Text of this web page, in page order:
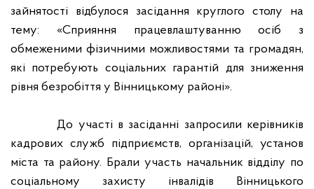
зайнятості відбулося засідання круглого столу на
тему: «Сприяння працевлаштуванню осіб з
обмеженими фізичними можливостями та громадян,
які потребують соціальних гарантій для зниження
рівня безробіття у Вінницькому районі».
До участі в засіданні запросили керівників
кадрових служб підприємств, організацій, установ
міста та району. Брали участь начальник відділу по
соціальному захисту інвалідів Вінницького